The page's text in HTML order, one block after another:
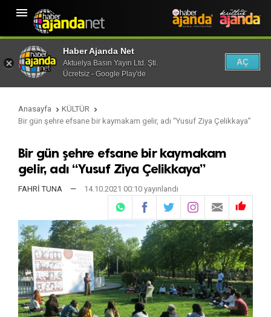

Anasayfa  KÜLTÜR 
Bir gün şehre efsane bir kaymakam gelir, adı “Yusuf Ziya Çelikkaya”
Bir gün şehre efsane bir kaymakam
gelir, adı “Yusuf Ziya Çelikkaya”
FAHRİ TUNA — 14.10.2021 00:10 yayınlandı

Haber Ajanda Net
Aktuelya Basın Yayın Ltd. Şti.
Ücretsiz - Google Play'de
AÇ